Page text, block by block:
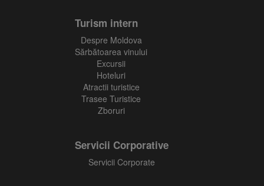
Turism intern
Despre Moldova
Sărbătoarea vinului
Excursii
Hoteluri
Atractii turistice
Trasee Turistice
Zboruri
Servicii Corporative
Servicii Corporate